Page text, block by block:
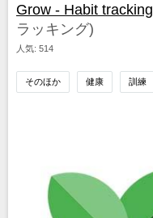
Grow - Habit tracking
ラッキング)
人気: 514
そのほか 健康 訓練